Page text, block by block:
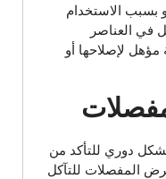
بسبب الاستخدام
في العناصر
مؤهل لإصلاحها أو
دوري للتأكد من
المفصلات للتآكل